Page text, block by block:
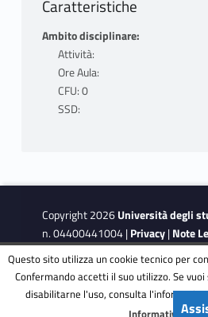
Caratteristiche
Ambito disciplinare:
Attività:
Ore Aula:
CFU: 0
SSD:
Copyright 2026Università degli
n. 04400441004 |Privacy|Note
Obiettivi di accessibilità
|
This site is protected by reCAPTCHA
Questo sito utilizza un cookie tecnico per
Confermando accetti il suo utilizzo. Se
disabilitarne l'uso, consulta
Informativa